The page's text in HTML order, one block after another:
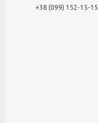
+38 (099) 152-15-15